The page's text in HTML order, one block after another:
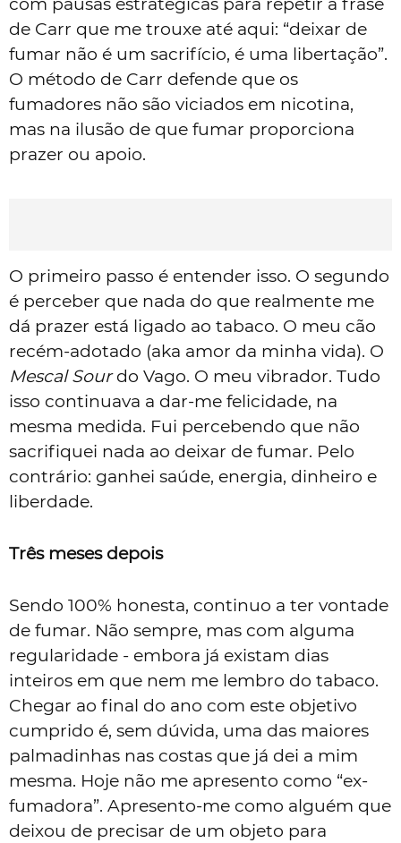
de Carr que me trouxe até aqui: “deixar de
fumar não é um sacrifício, é uma libertação”.
O método de Carr defende que os
fumadores não são viciados em nicotina,
mas na ilusão de que fumar proporciona
prazer ou apoio.
O primeiro passo é entender isso. O segundo
é perceber que nada do que realmente me
dá prazer está ligado ao tabaco. O meu cão
recém-adotado (aka amor da minha vida). O
Mescal Sourdo Vago. O meu vibrador. Tudo
isso continuava a dar-me felicidade, na
mesma medida. Fui percebendo que não
sacrifiquei nada ao deixar de fumar. Pelo
contrário: ganhei saúde, energia, dinheiro e
liberdade.
Três meses depois
Sendo 100% honesta, continuo a ter vontade
de fumar. Não sempre, mas com alguma
regularidade - embora já existam dias
inteiros em que nem me lembro do tabaco.
Chegar ao final do ano com este objetivo
cumprido é, sem dúvida, uma das maiores
palmadinhas nas costas que já dei a mim
mesma. Hoje não me apresento como “ex-
fumadora”. Apresento-me como alguém que
deixou de precisar de um objeto para